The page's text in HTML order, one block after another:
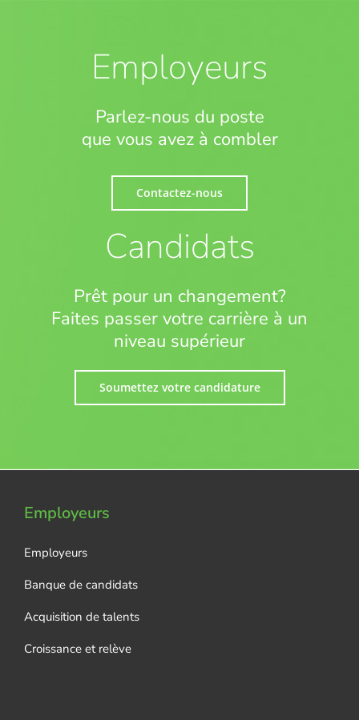
Employeurs
Parlez-nous du poste
que vous avez à combler
Contactez-nous
Candidats
Prêt pour un changement?
Faites passer votre carrière à un
niveau supérieur
Soumettez votre candidature
Employeurs
Employeurs
Banque de candidats
Acquisition de talents
Croissance et relève